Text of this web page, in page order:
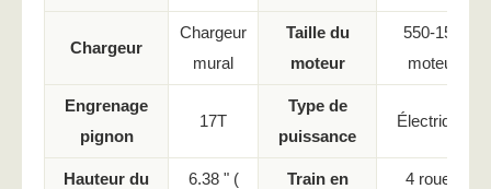
Chargeur
Chargeur
mural
Taille du
moteur
550-15T
moteur
Engrenage
pignon
17T
Type de
puissance
Électrique
Hauteur du
6.38 " (
Train en
4 roues